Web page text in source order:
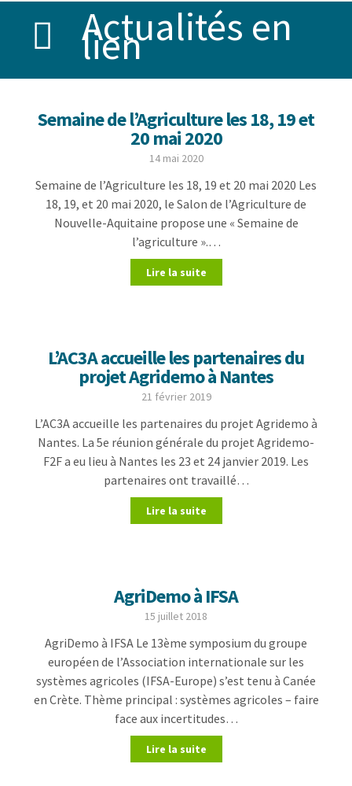
Actualités en
lien
Semaine de l’Agriculture les 18, 19 et
20 mai 2020
14 mai 2020
Semaine de l’Agriculture les 18, 19 et 20 mai 2020 Les
18, 19, et 20 mai 2020, le Salon de l’Agriculture de
Nouvelle-Aquitaine propose une « Semaine de
l’agriculture ».…
Lire la suite
L’AC3A accueille les partenaires du
projet Agridemo à Nantes
21 février 2019
L’AC3A accueille les partenaires du projet Agridemo à
Nantes. La 5e réunion générale du projet Agridemo-
F2F a eu lieu à Nantes les 23 et 24 janvier 2019. Les
partenaires ont travaillé…
Lire la suite
AgriDemo à IFSA
15 juillet 2018
AgriDemo à IFSA Le 13ème symposium du groupe
européen de l’Association internationale sur les
systèmes agricoles (IFSA-Europe) s’est tenu à Canée
en Crète. Thème principal : systèmes agricoles – faire
face aux incertitudes…
Lire la suite